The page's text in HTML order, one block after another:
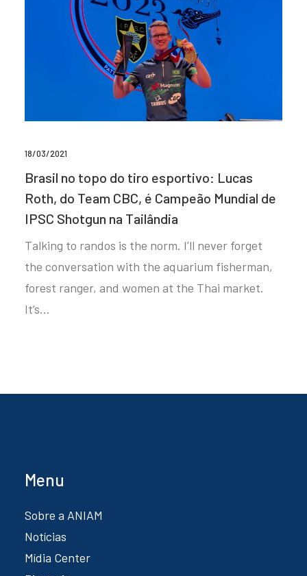
18/03/2021
Brasil no topo do tiro esportivo: Lucas
Roth, do Team CBC, é Campeão Mundial de
IPSC Shotgun na Tailândia
Talking to randos is the norm. I’ll never forget
the conversation with the aquarium fisherman,
forest ranger, and women at the Thai market.
It’s…
Menu
Sobre a ANIAM
Notícias
Mídia Center